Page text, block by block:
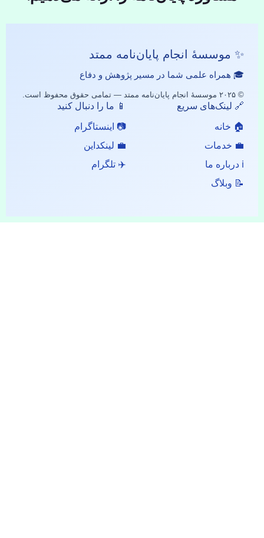
✨ موسسهٔ انجام پایان‌نامه ممتد
🎓 همراه علمی شما در مسیر پژوهش و دفاع
🔗 لینک‌های سریع
🏠 خانه
💼 خدمات
📝 وبلاگ
📱 ما را دنبال کنید
📷 اینستاگرام
💼 لینکداین
✈️ تلگرام